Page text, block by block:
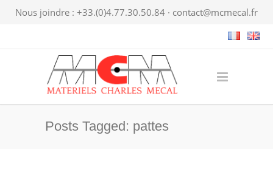
Nous joindre : +33.(0)4.77.30.50.84 · contact@mcmecal.fr
Posts Tagged: pattes